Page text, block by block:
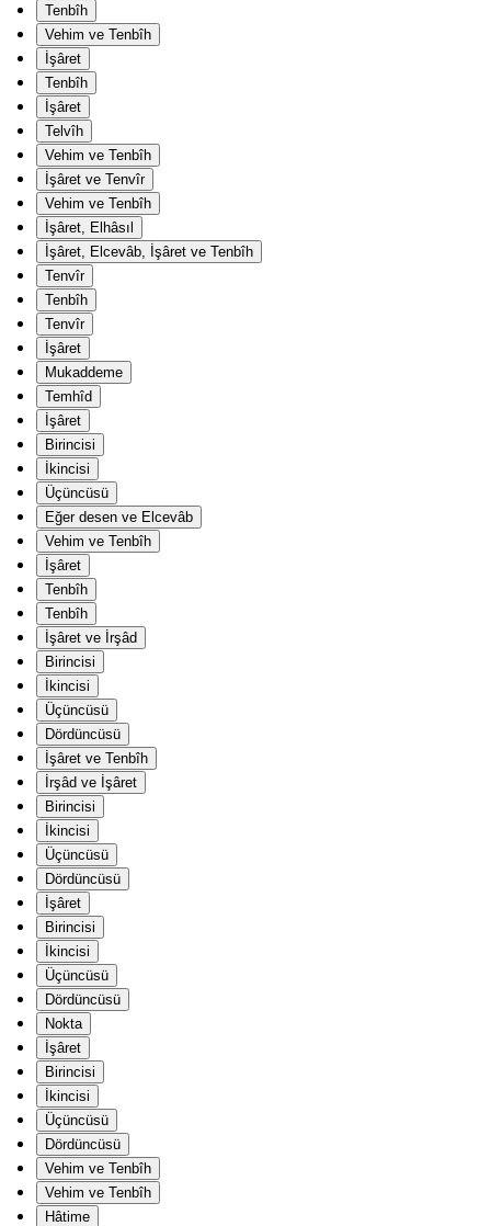
Tenbîh
Vehim ve Tenbîh
İşâret
Tenbîh
İşâret
Telvîh
Vehim ve Tenbîh
İşâret ve Tenvîr
Vehim ve Tenbîh
İşâret, Elhâsıl
İşâret, Elcevâb, İşâret ve Tenbîh
Tenvîr
Tenbîh
Tenvîr
İşâret
Mukaddeme
Temhîd
İşâret
Birincisi
İkincisi
Üçüncüsü
Eğer desen ve Elcevâb
Vehim ve Tenbîh
İşâret
Tenbîh
Tenbîh
İşâret ve İrşâd
Birincisi
İkincisi
Üçüncüsü
Dördüncüsü
İşâret ve Tenbîh
İrşâd ve İşâret
Birincisi
İkincisi
Üçüncüsü
Dördüncüsü
İşâret
Birincisi
İkincisi
Üçüncüsü
Dördüncüsü
Nokta
İşâret
Birincisi
İkincisi
Üçüncüsü
Dördüncüsü
Vehim ve Tenbîh
Vehim ve Tenbîh
Hâtime